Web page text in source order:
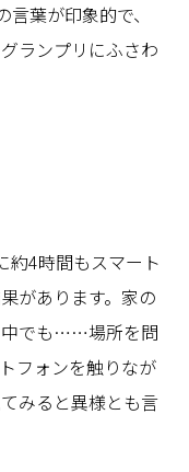
葉が印象的で、
ランプリにふさわ
約4時間もスマート
があります。家の
中でも……場所を問
フォンを触りなが
みると異様とも言